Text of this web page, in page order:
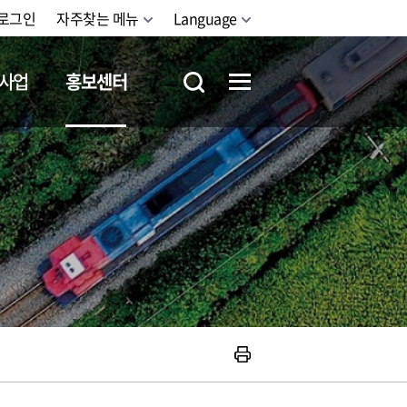
그인 자주찾는 메뉴 Language
업 홍보센터
철도체험